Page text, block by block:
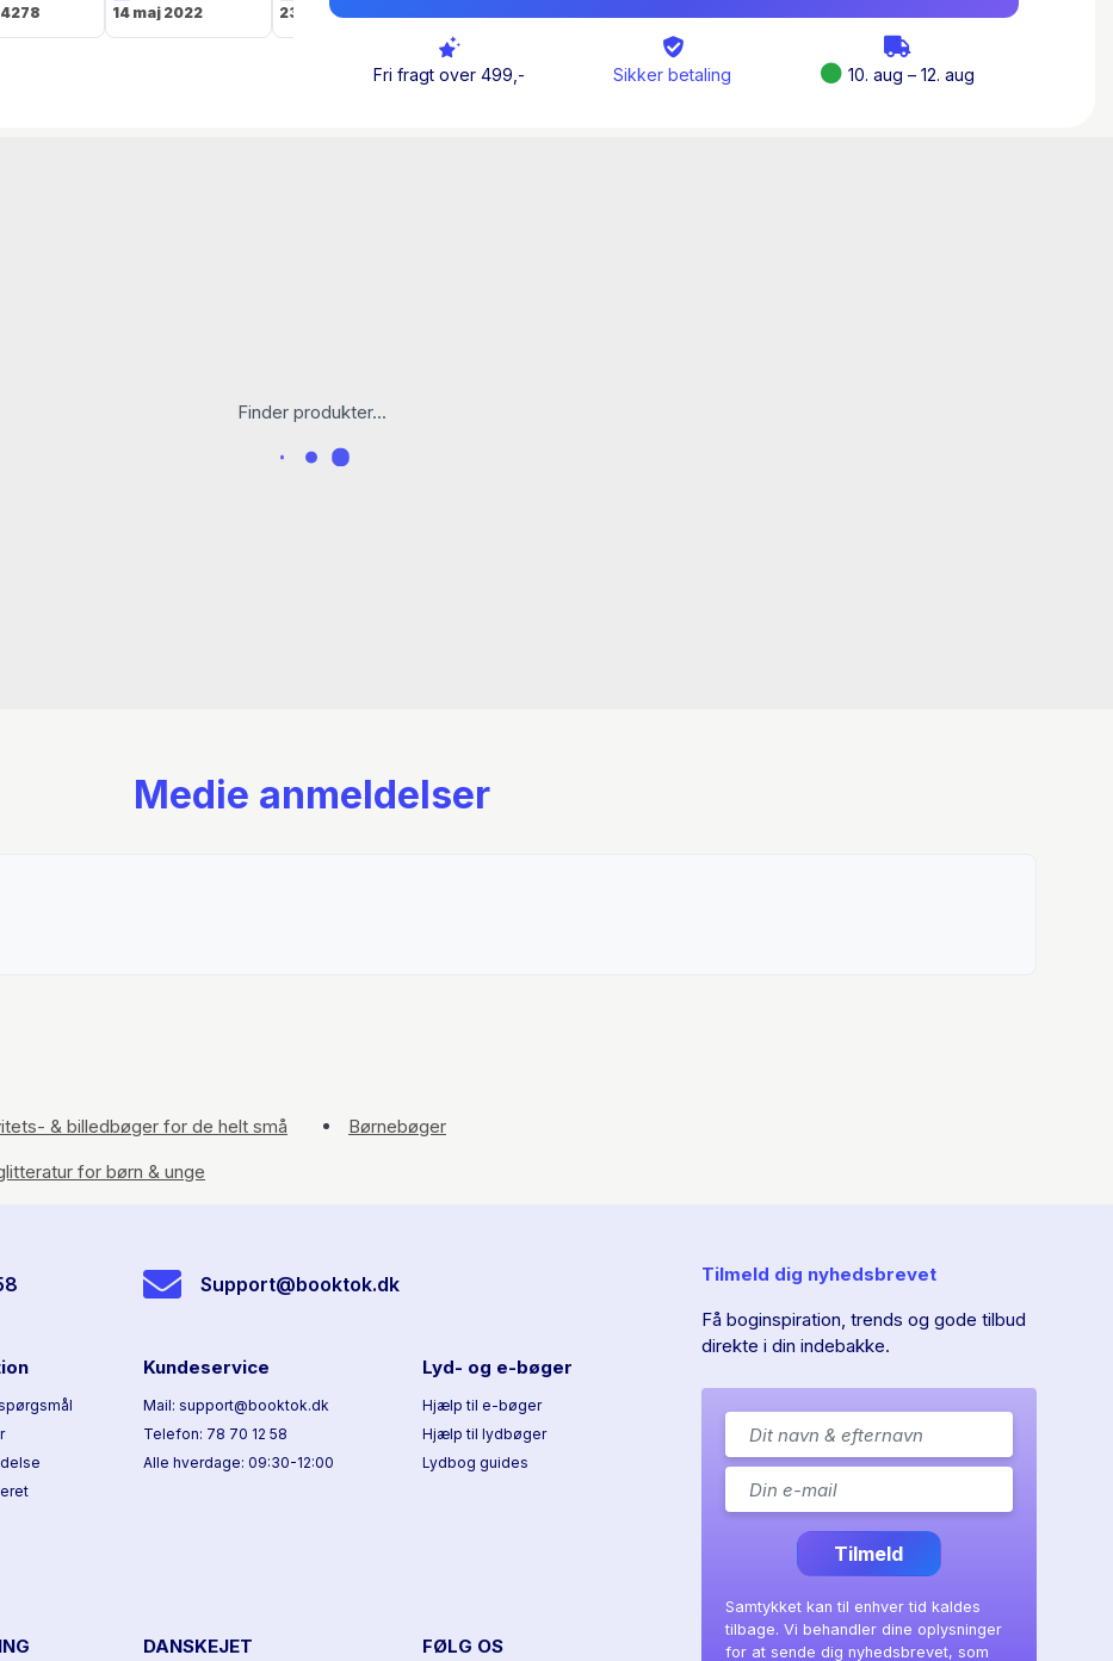
14 maj 2022
23,8 x 21,6 x 1,0
Fri fragt over 499,- Sikker betaling 10. aug – 12. aug
Finder produkter...
Medie anmeldelser
& billedbøger for de helt små
Børnebøger
for børn & unge
Support@booktok.dk
Kundeservice
Mail: support@booktok.dk
Telefon: 78 70 12 58
Alle hverdage: 09:30-12:00
Lyd- og e-bøger
Hjælp til e-bøger
Hjælp til lydbøger
Lydbog guides
DANSKEJET FØLG OS
Tilmeld dig nyhedsbrevet
Få boginspiration, trends og gode tilbud
direkte i din indebakke.
Tilmeld
Samtykket kan til enhver tid kaldes
tilbage. Vi behandler dine oplysninger
for at sende dig nyhedsbrevet, som